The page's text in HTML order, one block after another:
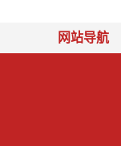
网站导航